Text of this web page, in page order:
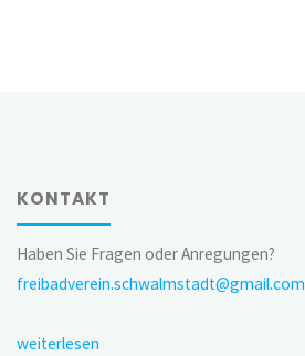
KONTAKT
Haben Sie Fragen oder Anregungen?
freibadverein.schwalmstadt@gmail.com
weiterlesen